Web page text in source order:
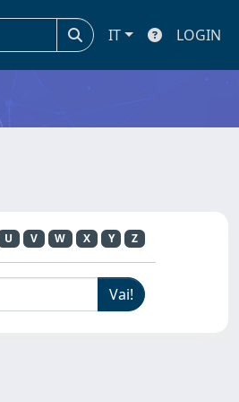
IT LOGIN
U V W X Y Z